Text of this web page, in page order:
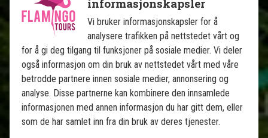
Arenal - vulkaner og varme kilder
Monteverde - hengebroer og tåkeskog
Manuel Antonio - strender og korallrev
All transport er inkludert
Inkludert i prisen
15 dager
informasjonskapsler
Vi bruker informasjonskapsler for å
analysere trafikken på nettstedet vårt og
for å gi deg tilgang til funksjoner på sosiale medier. Vi deler
også informasjon om din bruk av nettstedet vårt med våre
betrodde partnere innen sosiale medier, annonsering og
analyse. Disse partnerne kan kombinere den innsamlede
informasjonen med annen informasjon du har gitt dem, eller
som de har samlet inn fra din bruk av deres tjenester.